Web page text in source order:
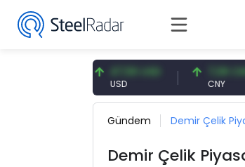
47,56 USD 7,08 CNY
CNY
Gündem Demir Çelik
Demir Çelik